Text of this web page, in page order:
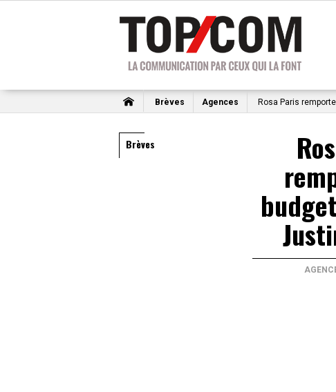
Brèves Agences Rosa Paris
Brèves